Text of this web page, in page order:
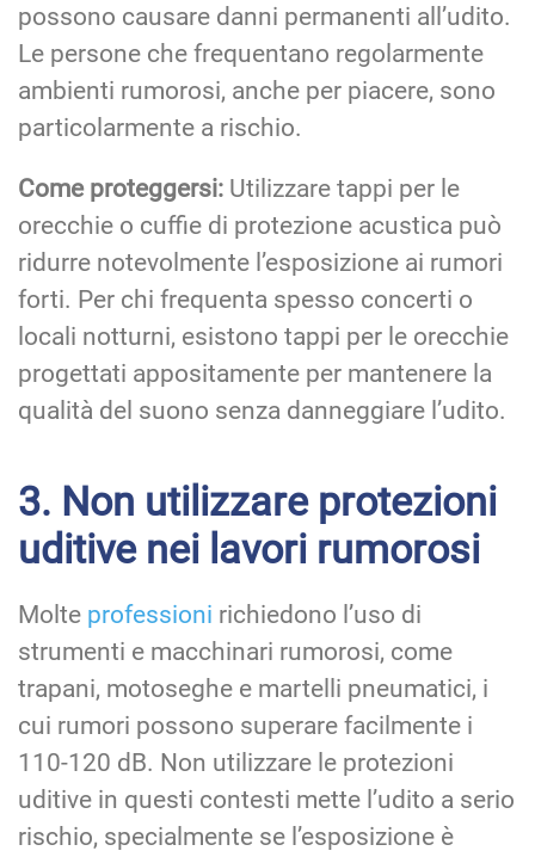
possono causare danni permanenti all’udito.
Le persone che frequentano regolarmente
ambienti rumorosi, anche per piacere, sono
particolarmente a rischio.
Come proteggersi: Utilizzare tappi per le
orecchie o cuffie di protezione acustica può
ridurre notevolmente l’esposizione ai rumori
forti. Per chi frequenta spesso concerti o
locali notturni, esistono tappi per le orecchie
progettati appositamente per mantenere la
qualità del suono senza danneggiare l’udito.
3. Non utilizzare protezioni
uditive nei lavori rumorosi
Molte professioni richiedono l’uso di
strumenti e macchinari rumorosi, come
trapani, motoseghe e martelli pneumatici, i
cui rumori possono superare facilmente i
110-120 dB. Non utilizzare le protezioni
uditive in questi contesti mette l’udito a serio
rischio, specialmente se l’esposizione è